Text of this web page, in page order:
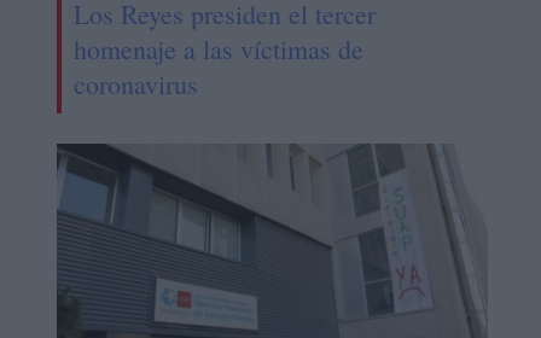
Los Reyes presiden el tercer
homenaje a las víctimas de
coronavirus